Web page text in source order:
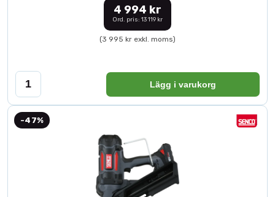
4 994 kr
Ord. pris: 13 119 kr
(3 995 kr exkl. moms)
Lägg i varukorg
-47%